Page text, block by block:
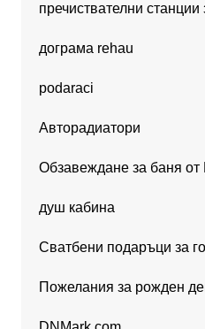
пречиствателни
дограма rehau
podaraci
Авторадиатори
Обзавеждане за баня от
душ кабина
Сватбени подаръци за
Пожелания за рожден